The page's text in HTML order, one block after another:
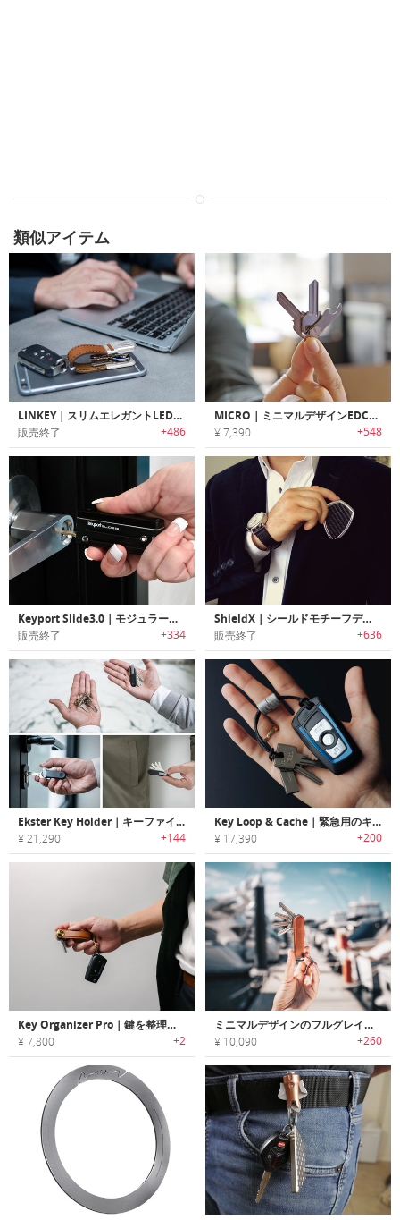
類似アイテム
LINKEY｜スリムエレガントLEDフラッシュライト搭載キーオーガナイザー「リンキー」
販売終了 +486
MICRO｜ミニマルデザインEDCキーツール/オーガナイザー「マイクロ」
¥ 7,390 +548
Keyport Slide3.0｜モジュラー式マルチキーツール「キーポートスライド3.0」
販売終了 +334
ShieldX｜シールドモチーフデザインマルチツール機能搭載キーホルダー「シールドX」
販売終了 +636
Ekster Key Holder｜キーファインダー・LEDライト搭載スマートキーホルダー「エクスター」
¥ 21,290 +144
Key Loop & Cache｜緊急用のキャッシュを持ち運べるキーチェーン「キーループ＆キャッシュ」
¥ 17,390 +200
Key Organizer Pro｜鍵を整理整頓でき、コンパクトに持ち運べるキーオーガナイザー
¥ 7,800 +2
ミニマルデザインのフルグレインレザー製キーオーガナイザー「JIBBON（ジボン）」
¥ 10,090 +260